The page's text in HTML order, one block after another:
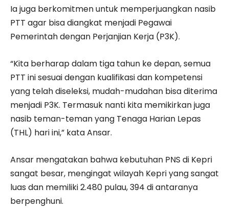
Ia juga berkomitmen untuk memperjuangkan nasib
PTT agar bisa diangkat menjadi Pegawai
Pemerintah dengan Perjanjian Kerja (P3K).
“Kita berharap dalam tiga tahun ke depan, semua
PTT ini sesuai dengan kualifikasi dan kompetensi
yang telah diseleksi, mudah-mudahan bisa diterima
menjadi P3K. Termasuk nanti kita memikirkan juga
nasib teman-teman yang Tenaga Harian Lepas
(THL) hari ini,” kata Ansar.
Ansar mengatakan bahwa kebutuhan PNS di Kepri
sangat besar, mengingat wilayah Kepri yang sangat
luas dan memiliki 2.480 pulau, 394 di antaranya
berpenghuni.